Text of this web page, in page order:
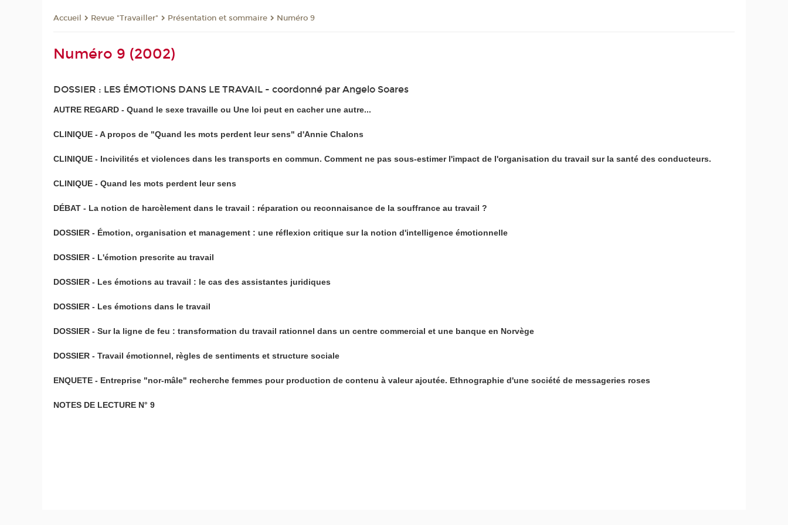
Accueil Revue "Travailler" Présentation et sommaire Numéro 9
Numéro 9 (2002)
DOSSIER : LES ÉMOTIONS DANS LE TRAVAIL - coordonné par Angelo Soares
AUTRE REGARD - Quand le sexe travaille ou Une loi peut en cacher une autre...
CLINIQUE - A propos de "Quand les mots perdent leur sens" d'Annie Chalons
CLINIQUE - Incivilités et violences dans les transports en commun. Comment ne pas sous-estimer l'impact de l'organisation du travail sur la santé des conducteurs.
CLINIQUE - Quand les mots perdent leur sens
DÉBAT - La notion de harcèlement dans le travail : réparation ou reconnaisance de la souffrance au travail ?
DOSSIER - Émotion, organisation et management : une réflexion critique sur la notion d'intelligence émotionnelle
DOSSIER - L'émotion prescrite au travail
DOSSIER - Les émotions au travail : le cas des assistantes juridiques
DOSSIER - Les émotions dans le travail
DOSSIER - Sur la ligne de feu : transformation du travail rationnel dans un centre commercial et une banque en Norvège
DOSSIER - Travail émotionnel, règles de sentiments et structure sociale
ENQUETE - Entreprise "nor-mâle" recherche femmes pour production de contenu à valeur ajoutée. Ethnographie d'une société de messageries roses
NOTES DE LECTURE N° 9